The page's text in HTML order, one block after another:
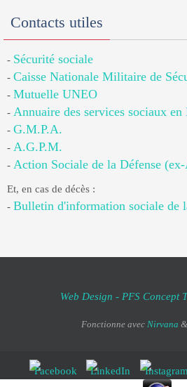
Contacts utiles
- Sécurité sociale
- Caisse Nationale Militaire de
- Mutuelle UNEO
- Annuaire des services sociaux en
- G.M.P.A.
- A.G.P.M.
- Action Sociale de la Défense
Et, en cas de décès :
- Bulletin d'information sociale de
Web Design - PFS Concept
Fonctionne avec Nirvana &